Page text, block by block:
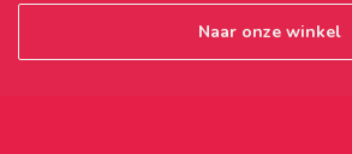
Naar onze winkel